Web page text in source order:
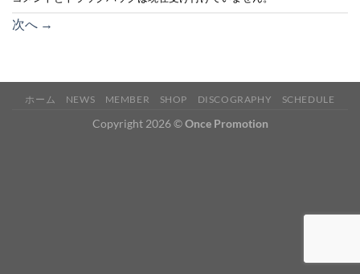
次へ →
ホーム NEWS MEMBER SHOP DISCOGRAPHY SCHEDULE
Copyright 2026 ©Once Promotion